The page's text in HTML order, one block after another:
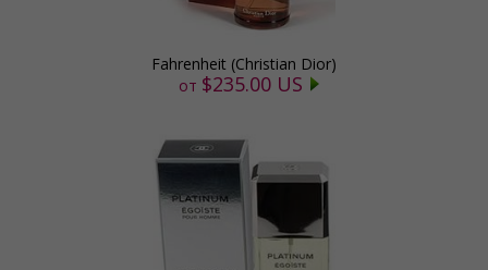
Fahrenheit (Christian Dior)
от $235.00 US